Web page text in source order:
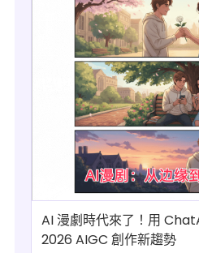
AI 漫劇時代來了！用
2026 AIGC 創作新趨勢